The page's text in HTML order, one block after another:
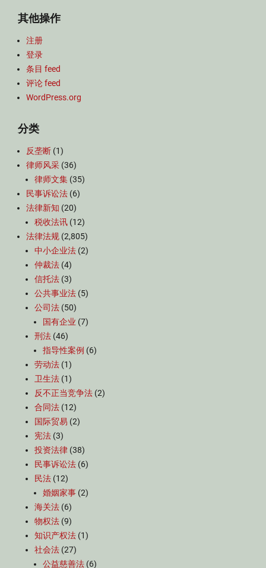
其他操作
注册
登录
条目 feed
评论 feed
WordPress.org
分类
反垄断 (1)
律师风采 (36)
律师文集 (35)
民事诉讼法 (6)
法律新知 (20)
税收法讯 (12)
法律法规 (2,805)
中小企业法 (2)
仲裁法 (4)
信托法 (3)
公共事业法 (5)
公司法 (50)
国有企业 (7)
刑法 (46)
指导性案例 (6)
劳动法 (1)
卫生法 (1)
反不正当竞争法 (2)
合同法 (12)
国际贸易 (2)
宪法 (3)
投资法律 (38)
民事诉讼法 (6)
民法 (12)
婚姻家事 (2)
海关法 (6)
物权法 (9)
知识产权法 (1)
社会法 (27)
公益慈善法 (6)